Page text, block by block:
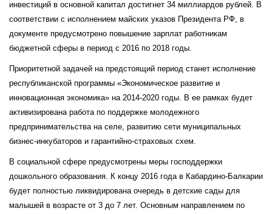
инвестиций в основной капитал достигнет 34 миллиардов рублей. В
соответствии с исполнением майских указов Президента РФ, в
документе предусмотрено повышение зарплат работникам
бюджетной сферы в период с 2016 по 2018 годы.
Приоритетной задачей на предстоящий период станет исполнение
республиканской программы «Экономическое развитие и
инновационная экономика» на 2014-2020 годы. В ее рамках будет
активизирована работа по поддержке молодежного
предпринимательства на селе, развитию сети муниципальных
бизнес-инкубаторов и гарантийно-страховых схем.
В социальной сфере предусмотрены меры господдержки
дошкольного образования. К концу 2016 года в Кабардино-Балкарии
будет полностью ликвидирована очередь в детские сады для
малышей в возрасте от 3 до 7 лет. Основным направлением по